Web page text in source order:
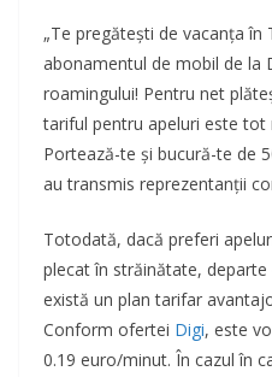
„Te pregătești de vacanța în
abonamentul de mobil de la
roamingului! Pentru net
tariful pentru apeluri este tot
Portează-te și bucură-te de
au transmis reprezentanții
Totodată, dacă preferi
plecat în străinătate,
există un plan tarifar
Conform ofertei Digi, este
0.19 euro/minut. În cazul în